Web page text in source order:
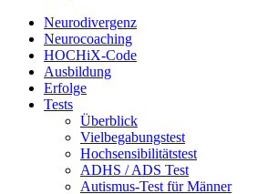
Neurodivergenz
Neurocoaching
HOCHiX-Code
Ausbildung
Erfolge
Tests
Überblick
Vielbegabungstest
Hochsensibilitätstest
ADHS / ADS Test
Autismus-Test für Männer